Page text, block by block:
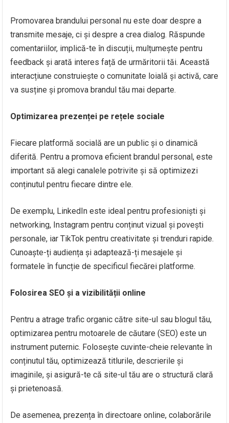
Promovarea brandului personal nu este doar despre a
transmite mesaje, ci și despre a crea dialog. Răspunde
comentariilor, implică-te în discuții, mulțumește pentru
feedback și arată interes față de urmăritorii tăi. Această
interacțiune construiește o comunitate loială și activă, care
va susține și promova brandul tău mai departe.
Optimizarea prezenței pe rețele sociale
Fiecare platformă socială are un public și o dinamică
diferită. Pentru a promova eficient brandul personal, este
important să alegi canalele potrivite și să optimizezi
conținutul pentru fiecare dintre ele.
De exemplu, LinkedIn este ideal pentru profesioniști și
networking, Instagram pentru conținut vizual și povești
personale, iar TikTok pentru creativitate și trenduri rapide.
Cunoaște-ți audiența și adaptează-ți mesajele și
formatele în funcție de specificul fiecărei platforme.
Folosirea SEO și a vizibilității online
Pentru a atrage trafic organic către site-ul sau blogul tău,
optimizarea pentru motoarele de căutare (SEO) este un
instrument puternic. Folosește cuvinte-cheie relevante în
conținutul tău, optimizează titlurile, descrierile și
imaginile, și asigură-te că site-ul tău are o structură clară
și prietenoasă.
De asemenea, prezența în directoare online, colaborările